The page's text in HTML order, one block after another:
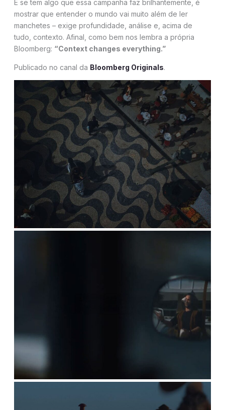
E se tem algo que essa campanha faz brilhantemente, é
mostrar que entender o mundo vai muito além de ler
manchetes – exige profundidade, análise e, acima de
tudo, contexto. Afinal, como bem nos lembra a própria
Bloomberg: “Context changes everything.”
Publicado no canal da Bloomberg Originals.